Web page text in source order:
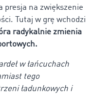
presja na zwiększenie
Tutaj w grę wchodzi
radykalnie zmienia
w łańcuchach
tego
ładunkowych i